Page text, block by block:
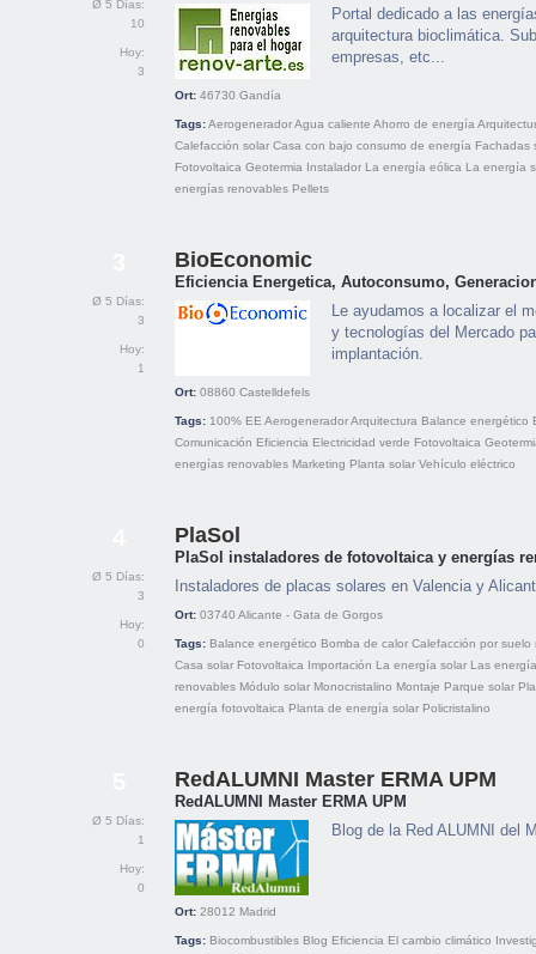
Ø 5 Días:
10
Hoy:
3
Portal dedicado a las
arquitectura bioclimática.
empresas, etc...
Ort: 46730 Gandía
Tags:AerogeneradorAgua caliente Ahorro de energía
Calefacción solar Casa con bajo consumo de energía Fachadas
Fotovoltaica Geotermia Instalador La energía eólica La energía
energías renovables Pellets
Ø 5 Días:
3
Hoy:
1
BioEconomic
Eficiencia Energetica, Autoconsumo,
Le ayudamos a localizar el
y tecnologías del Mercado
implantación.
Ort: 08860 Castelldefels
Tags: 100% EE AerogeneradorArquitectura Balance energético
Comunicación Eficiencia Electricidad verde Fotovoltaica
energías renovables Marketing Planta solar Vehículo eléctrico
Ø 5 Días:
3
Hoy:
0
PlaSol
PlaSol instaladores de fotovoltaica y energías
Instaladores de placas solares en Valencia y
Ort: 03740 Alicante - Gata de Gorgos
Tags: Balance energético Bomba de calor Calefacción por suelo
Casa solar Fotovoltaica Importación La energía solar Las
renovables Módulo solar Monocristalino Montaje Parque solar
energía fotovoltaica Planta de energía solar Policristalino
Ø 5 Días:
1
Hoy:
0
RedALUMNI Master ERMA UPM
RedALUMNI Master ERMA UPM
Blog de la Red ALUMNI del
Ort: 28012 Madrid
Tags: Biocombustibles Blog Eficiencia El cambio climático